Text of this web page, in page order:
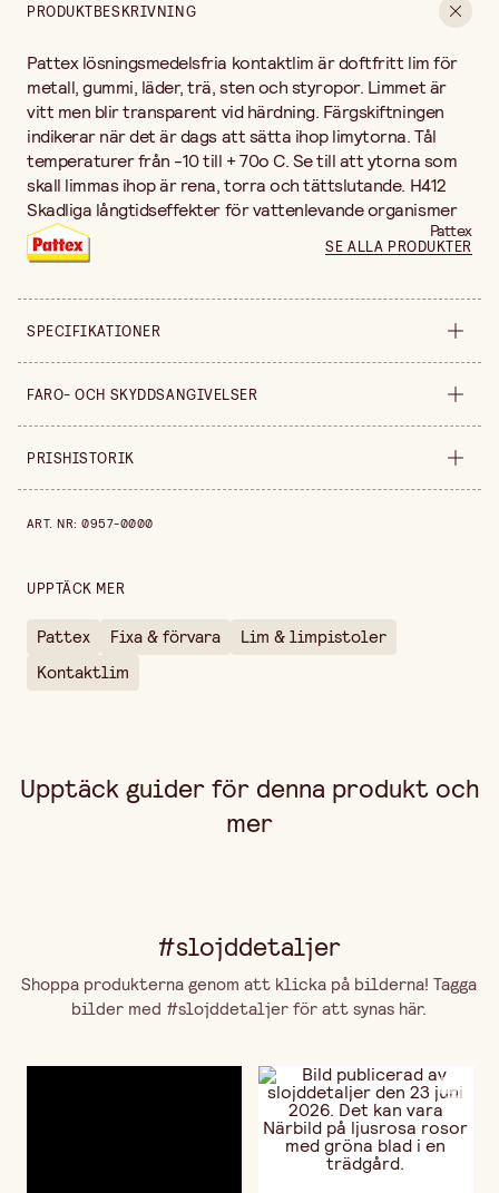
PRODUKTBESKRIVNING
Pattex lösningsmedelsfria kontaktlim är doftfritt lim för
metall, gummi, läder, trä, sten och styropor. Limmet är
vitt men blir transparent vid härdning. Färgskiftningen
indikerar när det är dags att sätta ihop limytorna. Tål
temperaturer från -10 till + 70o C. Se till att ytorna som
skall limmas ihop är rena, torra och tättslutande. H412
Skadliga långtidseffekter för vattenlevande organismer
Pattex
SE ALLA PRODUKTER
SPECIFIKATIONER
Säljs i styck
Förpackningsmängd
FARO- OCH SKYDDSANGIVELSER
H317 Kan orsaka allergisk hudreaktion
organismer
PRISHISTORIK
ART. NR:0957-0000
UPPTÄCK MER
Pattex Fixa & förvara
Lim & limpistoler
Kontaktlim
Upptäck guider för denna produkt och
mer
#slojddetaljer
Shoppa produkterna genom att klicka på bilderna! Tagga
bilder med #slojddetaljer för att synas här.